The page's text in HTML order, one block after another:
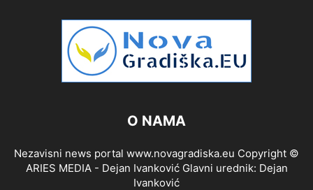
O NAMA
Nezavisni news portal www.novagradiska.eu Copyright ©
ARIES MEDIA - Dejan Ivanković Glavni urednik: Dejan
Ivanković